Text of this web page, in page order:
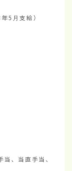
5月支給）
、当直手当、